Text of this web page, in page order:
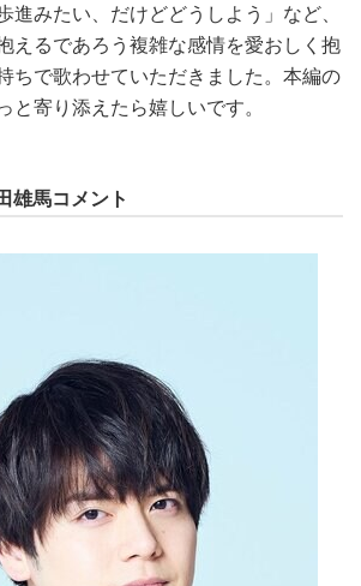
進みたい、だけどどうしよう」など、
えるであろう複雑な感情を愛おしく抱
ちで歌わせていただきました。本編の
と寄り添えたら嬉しいです。
雄馬コメント